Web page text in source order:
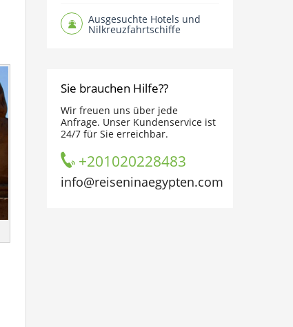
Ausgesuchte Hotels und
Nilkreuzfahrtschiffe
Sie brauchen Hilfe??
Wir freuen uns über jede
Anfrage. Unser Kundenservice ist
24/7 für Sie erreichbar.
+201020228483
info@reiseninaegypten.com